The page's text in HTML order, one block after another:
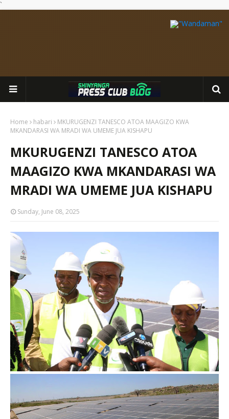
`
Home habari
MKURUGENZI TANESCO ATOA MAAGIZO KWA
MKANDARASI WA MRADI WA UMEME JUA KISHAPU
MKURUGENZI TANESCO ATOA
MAAGIZO KWA MKANDARASI WA
MRADI WA UMEME JUA KISHAPU
Sunday, June 08, 2025